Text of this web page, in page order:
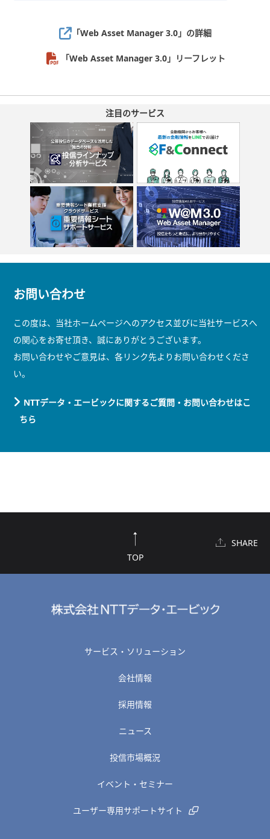
「Web Asset Manager 3.0」 の詳細
「Web Asset Manager 3.0」リーフレット
注目のサービス
お問い合わせ
この度は、当社ホームページへのアクセス並びに当社サービスへ
の関心をお寄せ頂き、誠にありがとうございます。
お問い合わせやご意見は、各リンク先よりお問い合わせくださ
い。
NTTデータ・エービックに関するご質問・お問い合わせはこ
ちら
TOP
SHARE
サービス・ソリューション
会社情報
採用情報
ニュース
投信市場概況
イベント・セミナー
ユーザー専用サポートサイト